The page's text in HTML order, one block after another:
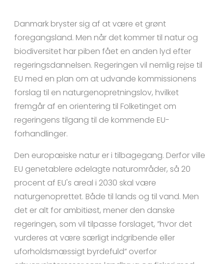
Danmark bryster sig af at være et grønt
foregangsland. Men når det kommer til natur og
biodiversitet har piben fået en anden lyd efter
regeringsdannelsen. Regeringen vil nemlig rejse til
EU med en plan om at udvande kommissionens
forslag til en naturgenopretningslov, hvilket
fremgår af en orientering til Folketinget om
regeringens tilgang til de kommende EU-
forhandlinger.
Den europæiske natur er i tilbagegang. Derfor ville
EU genetablere ødelagte naturområder, så 20
procent af EU's areal i 2030 skal være
naturgenoprettet. Både til lands og til vand. Men
det er alt for ambitiøst, mener den danske
regeringen, som vil tilpasse forslaget, ”hvor det
vurderes at være særligt indgribende eller
uforholdsmæssigt byrdefuld” overfor